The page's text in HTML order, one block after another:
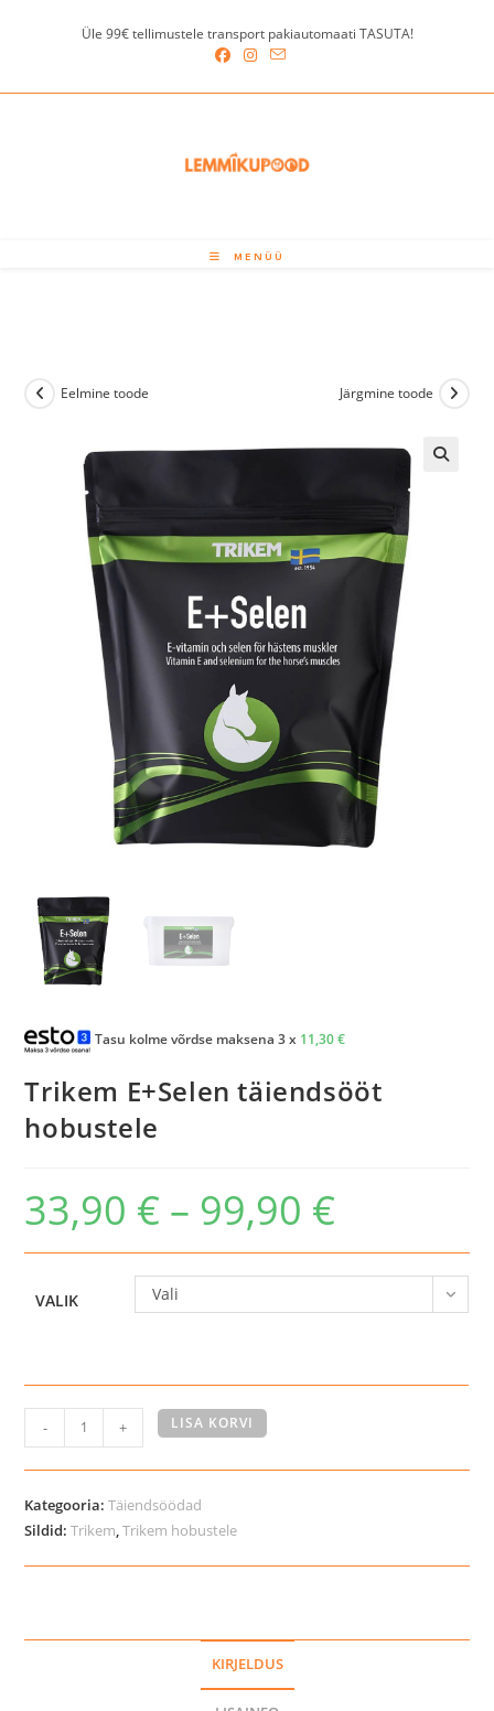
Üle 99€ tellimustele transport pakiautomaati TASUTA!
MENÜÜ
Eelmine toode Järgmine toode
Tasu kolme võrdse maksena 3 x 11,30€
Trikem E+Selen täiendsööt
hobustele
33,90 € – 99,90 €
VALIK Vali
E+Selen
täiendsööt
hobustele
kogus
- + LISA KORVI
Kategooria:Täiendsöödad
Sildid:Trikem,Trikem hobustele
KIRJELDUS